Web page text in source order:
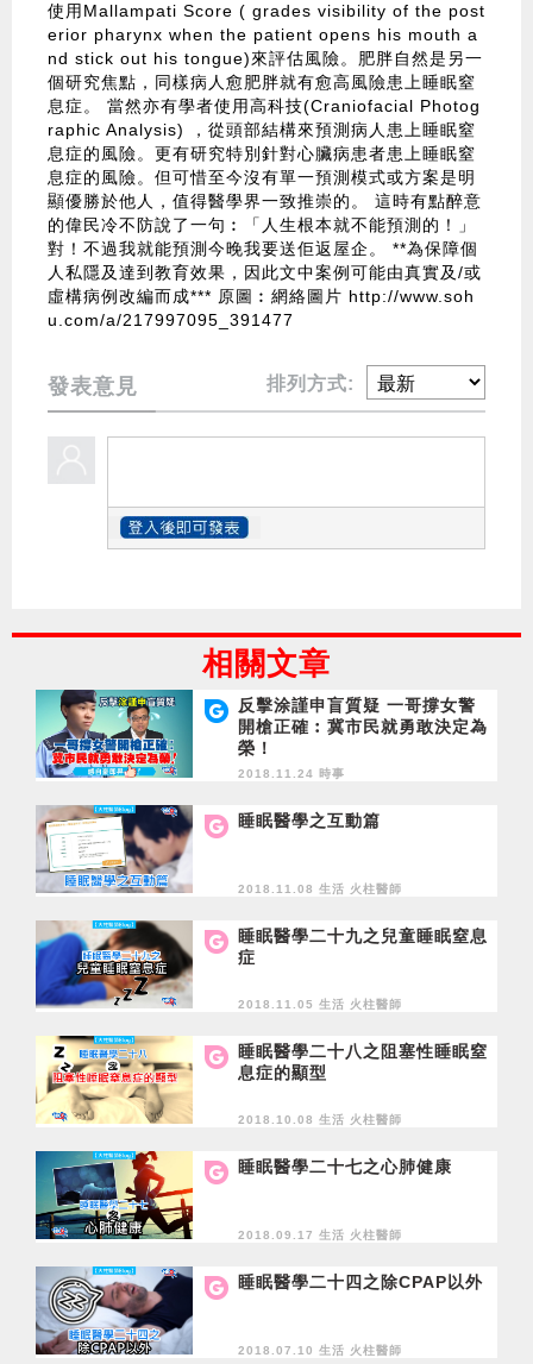
使用Mallampati Score ( grades visibility of the post
erior pharynx when the patient opens his mouth a
nd stick out his tongue)來評估風險。肥胖自然是另一
個研究焦點，同樣病人愈肥胖就有愈高風險患上睡眠窒
息症。 當然亦有學者使用高科技(Craniofacial Photog
raphic Analysis) ，從頭部結構來預測病人患上睡眠窒
息症的風險。更有研究特別針對心臟病患者患上睡眠窒
息症的風險。但可惜至今沒有單一預測模式或方案是明
顯優勝於他人，值得醫學界一致推崇的。 這時有點醉意
的偉民冷不防說了一句︰「人生根本就不能預測的！」
對！不過我就能預測今晚我要送佢返屋企。 **為保障個
人私隱及達到教育效果，因此文中案例可能由真實及/或
虛構病例改編而成*** 原圖︰網絡圖片 http://www.soh
u.com/a/217997095_391477
發表意見 排列方式:
相關文章
反擊涂謹申盲質疑 一哥撐女警
開槍正確︰冀市民就勇敢決定為
榮！
2018.11.24 時事
睡眠醫學之互動篇
2018.11.08 生活 火柱醫師
睡眠醫學二十九之兒童睡眠窒息
症
2018.11.05 生活 火柱醫師
睡眠醫學二十八之阻塞性睡眠窒
息症的顯型
2018.10.08 生活 火柱醫師
睡眠醫學二十七之心肺健康
2018.09.17 生活 火柱醫師
睡眠醫學二十四之除CPAP以外
2018.07.10 生活 火柱醫師